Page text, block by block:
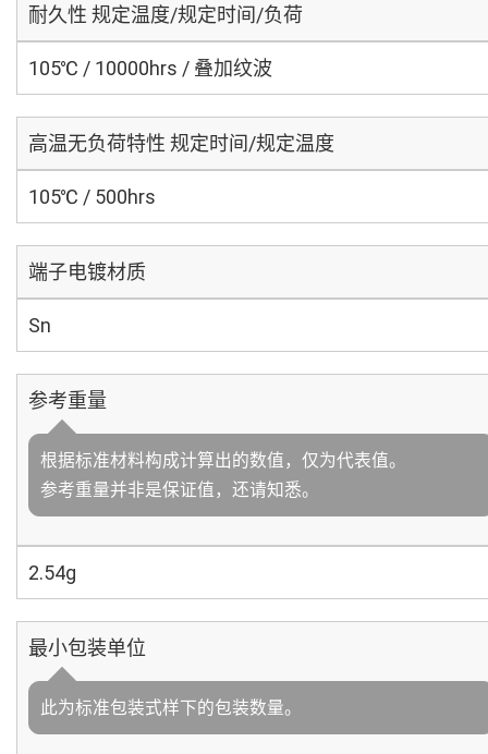
耐久性 规定温度/规定时间/负荷
105℃ / 10000hrs / 叠加纹波
高温无负荷特性 规定时间/规定温度
105℃ / 500hrs
端子电镀材质
Sn
参考重量
根据标准材料构成计算出的数值，仅为代表值。
参考重量并非是保证值，还请知悉。
2.54g
最小包装单位
此为标准包装式样下的包装数量。